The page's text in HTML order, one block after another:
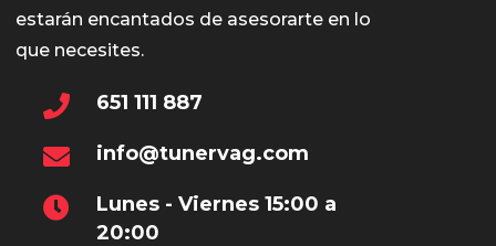
estarán encantados de asesorarte en lo
que necesites.
651 111 887
info@tunervag.com
Lunes - Viernes 15:00 a
20:00